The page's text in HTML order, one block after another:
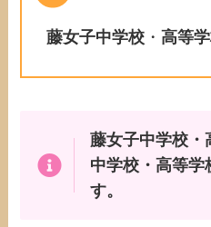
藤女子中学校 ・高等学
藤女子中学校・
中学校・高等学
す。